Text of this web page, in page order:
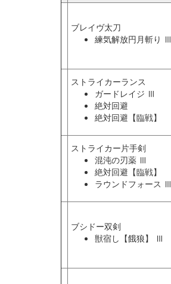
ブレイヴ太刀
練気解放円月斬り Ⅲ
ストライカーランス
ガードレイジ Ⅲ
絶対回避
絶対回避【臨戦】
ストライカー片手剣
混沌の刃薬 Ⅲ
絶対回避【臨戦】
ラウンドフォース Ⅲ
ブシドー双剣
獣宿し【餓狼】 Ⅲ